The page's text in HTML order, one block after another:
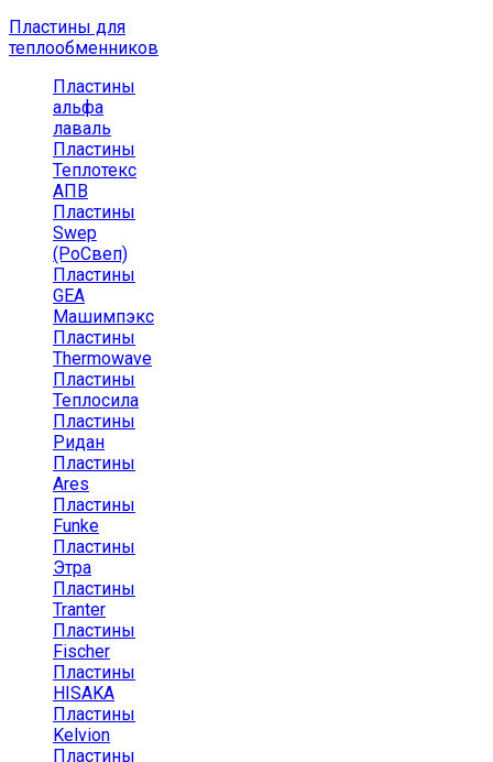
Пластины для
теплообменников
Пластины
альфа
лаваль
Пластины
Теплотекс
АПВ
Пластины
Swep
(РоСвеп)
Пластины
GEA
Машимпэкс
Пластины
Thermowave
Пластины
Теплосила
Пластины
Ридан
Пластины
Ares
Пластины
Funke
Пластины
Этра
Пластины
Tranter
Пластины
Fischer
Пластины
HISAKA
Пластины
Kelvion
Пластины